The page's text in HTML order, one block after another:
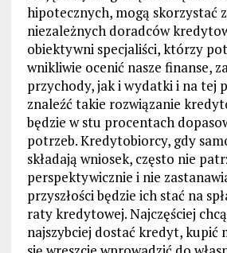
hipotecznych, mogą skorzystać
niezależnych doradców
obiektywni specjaliści, którzy
wnikliwie ocenić nasze finanse,
przychody, jak i wydatki i na tej
znaleźć takie rozwiązanie
będzie w stu procentach
potrzeb. Kredytobiorcy, gdy
składają wniosek, często nie
perspektywicznie i nie
przyszłości będzie ich stać na
raty kredytowej. Najczęściej
najszybciej dostać kredyt, kupić